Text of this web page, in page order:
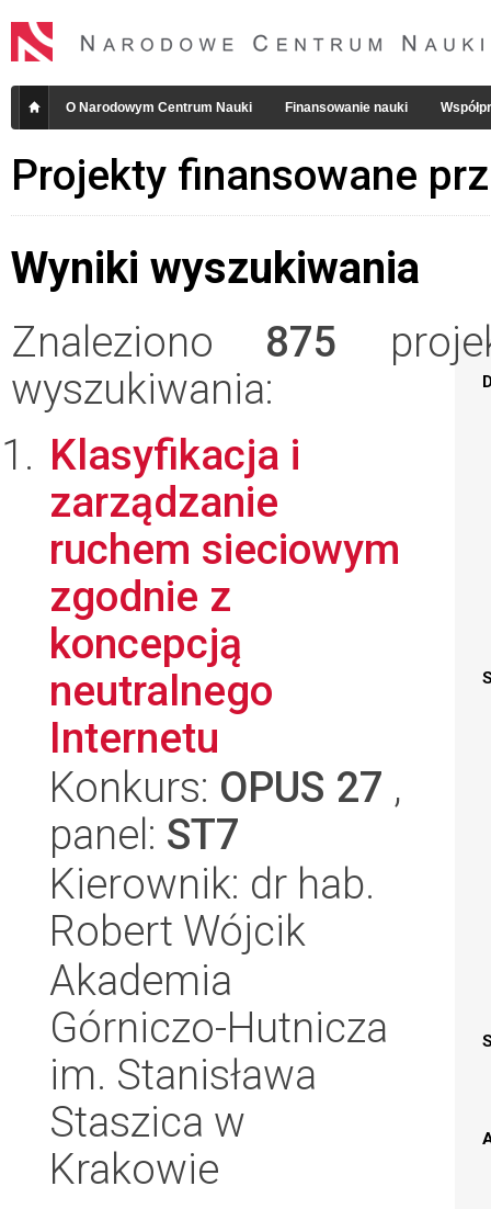
O Narodowym Centrum Nauki Finansowanie nauki
Projekty finansowane
Wyniki wyszukiwania
Znaleziono 875
wyszukiwania:
Klasyfikacja i
zarządzanie
ruchem sieciowym
zgodnie z
koncepcją
neutralnego
Internetu
Konkurs: OPUS 27 ,
panel: ST7
Kierownik: dr hab.
Robert Wójcik
Akademia
Górniczo-Hutnicza
im. Stanisława
Staszica w
Krakowie